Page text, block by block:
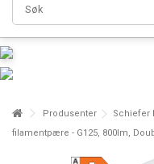
Produsenter Schiefer
filamentpære - G125, 800lm,